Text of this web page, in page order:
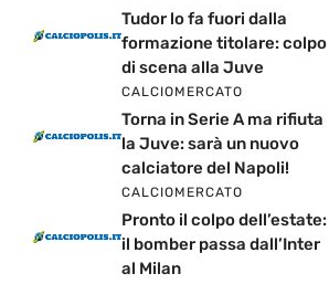
Tudor lo fa fuori dalla
formazione titolare: colpo
di scena alla Juve
CALCIOMERCATO
Torna in Serie A ma rifiuta
la Juve: sarà un nuovo
calciatore del Napoli!
CALCIOMERCATO
Pronto il colpo dell’estate:
il bomber passa dall’Inter
al Milan